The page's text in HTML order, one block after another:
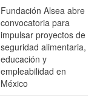
Fundación Alsea abre
convocatoria para
impulsar proyectos de
seguridad alimentaria,
educación y
empleabilidad en
México